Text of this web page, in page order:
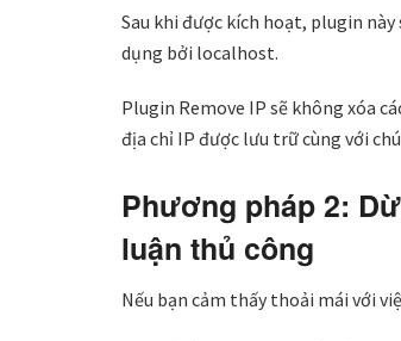
Sau khi được kích hoạt, plugin
dụng bởi localhost.
Plugin Remove IP sẽ không xóa
địa chỉ IP được lưu trữ cùng với
Phương pháp 2:
luận thủ công
Nếu bạn cảm thấy thoải mái với